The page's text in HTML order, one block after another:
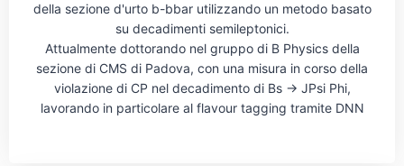
della sezione d'urto b-bbar utilizzando un metodo basato
su decadimenti semileptonici.
Attualmente dottorando nel gruppo di B Physics della
sezione di CMS di Padova, con una misura in corso della
violazione di CP nel decadimento di Bs -> JPsi Phi,
lavorando in particolare al flavour tagging tramite DNN